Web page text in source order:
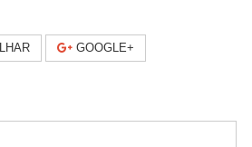
GOOGLE+